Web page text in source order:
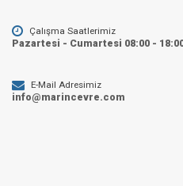
Çalışma Saatlerimiz
Pazartesi - Cumartesi 08:00 -
E-Mail Adresimiz
info@marincevre.com